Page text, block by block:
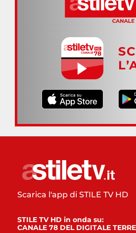
Scarica l'app di STILE TV HD
STILE TV HD in onda su:
CANALE 78 DEL DIGITALE